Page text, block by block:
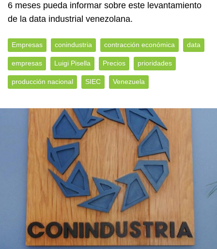
6 meses pueda informar sobre este levantamiento
de la data industrial venezolana.
Empresas conindustria contracción económica data
empresas Luigi Pisella Precios prioridades
producción nacional SIEC Venezuela